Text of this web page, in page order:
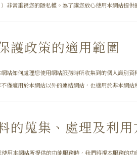
非常重視您的隱私權。為了讓您放心使用本網站提
護政策的適用範圍
站如何處理您使用網站服務時所收集到的個人識別資
僅適用於本網站以外的連結網站，也適用於非本網站
的蒐集、處理及利用
用本網站所提供的功能服務時，我們將視本服務的